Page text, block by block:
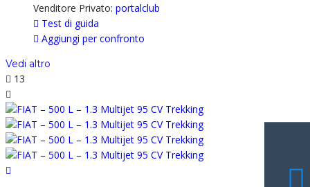
Venditore Privato: portalclub
Test di guida
Aggiungi per confronto
Vedi altro
13